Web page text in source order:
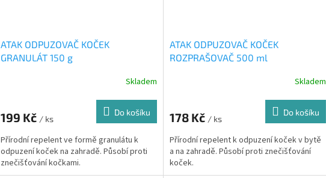
ATAK ODPUZOVAČ KOČEK
GRANULÁT 150 g
Skladem
199 Kč / ks
Do košíku
Přírodní repelent ve formě granulátu k
odpuzení koček na zahradě. Působí proti
znečišťování kočkami.
ATAK ODPUZOVAČ KOČEK
ROZPRAŠOVAČ 500 ml
Skladem
178 Kč / ks
Do košíku
Přírodní repelent k odpuzení koček v bytě
a na zahradě. Působí proti znečišťování
koček.